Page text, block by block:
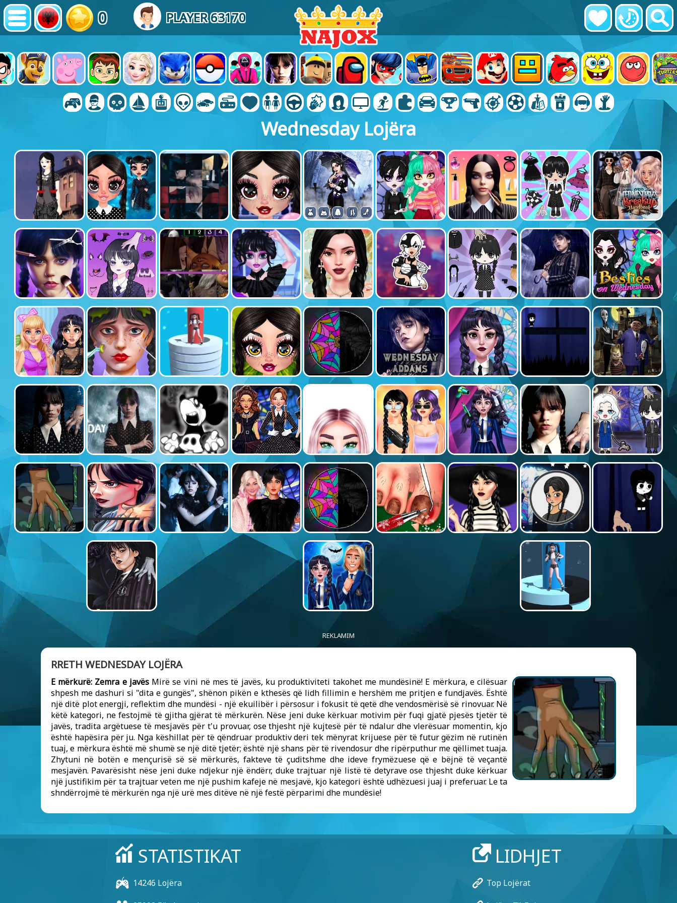
0 PLAYER 63170
Wednesday Lojëra
REKLAMIM
RRETH WEDNESDAY LOJËRA
E mërkurë: Zemra e javësMirë se vini në mes të javës, ku produktiviteti takohet me mundësinë! E mërkura, e cilësuar
shpesh me dashuri si "dita e gungës", shënon pikën e kthesës që lidh fillimin e hershëm me pritjen e fundjavës. Është
një ditë plot energji, reflektim dhe mundësi - një ekuilibër i përsosur i fokusit të qetë dhe vendosmërisë së rinovuar. Në
këtë kategori, ne festojmë të gjitha gjërat të mërkurën. Nëse jeni duke kërkuar motivim për fuqi gjatë pjesës tjetër të
javës, tradita argëtuese të mesjavës për t'u provuar, ose thjesht një kujtesë për të ndalur dhe vlerësuar momentin, kjo
është hapësira për ju. Nga këshillat për të qëndruar produktiv deri tek mënyrat krijuese për të futur gëzim në rutinën
tuaj, e mërkura është më shumë se një ditë tjetër; është një shans për të rivendosur dhe ripërputhur me qëllimet tuaja.
Zhytuni në botën e mençurisë së së mërkurës, fakteve të çuditshme dhe ideve frymëzuese që e bëjnë të veçantë
mesjavën. Pavarësisht nëse jeni duke ndjekur një ëndërr, duke trajtuar një listë të detyrave ose thjesht duke kërkuar
një justifikim për ta trajtuar veten me një pushim kafeje në mesjavë, kjo kategori është udhëzuesi juaj i preferuar. Le ta
shndërrojmë të mërkurën nga një urë mes ditëve në një festë përparimi dhe mundësie!
STATISTIKAT
14246 Lojëra
LIDHJET
Top Lojërat